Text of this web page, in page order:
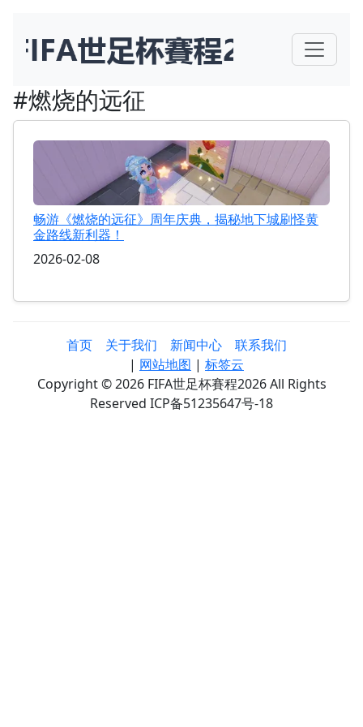
#燃烧的远征
畅游《燃烧的远征》周年庆典，揭秘地下城刷怪黄
金路线新利器！
2026-02-08
首页 关于我们 新闻中心
联系我们
| 网站地图 | 标签云
Copyright © 2026 FIFA世足杯賽程2026 All Rights
Reserved ICP备51235647号-18